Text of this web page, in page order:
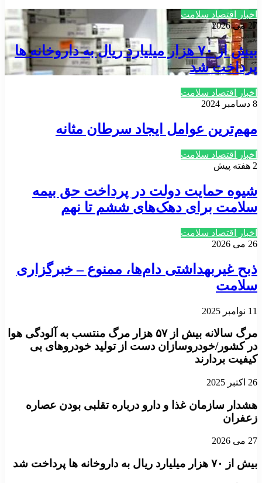
اخبار اقتصاد سلامت
27 می 2026
بیش از ۷۰ هزار میلیارد ریال به داروخانه ها
پرداخت شد
اخبار اقتصاد سلامت
8 دسامبر 2024
مهم‌ترین عوامل ایجاد سرطان مثانه
اخبار اقتصاد سلامت
2 هفته پیش
شیوه حمایت دولت در پرداخت حق بیمه
سلامت برای دهک‌های ششم تا نهم
اخبار اقتصاد سلامت
26 می 2026
ذبح غیربهداشتی دام‌ها، ممنوع – خبرگزاری
سلامت
11 نوامبر 2025
مرگ سالانه بیش از ۵۷ هزار مرگ منتسب به آلودگی هوا
در کشور/خودروسازان دست از تولید خودروهای بی
کیفیت بردارند
26 اکتبر 2025
هشدار سازمان غذا و دارو درباره تقلبی بودن عصاره
زعفران
27 می 2026
بیش از ۷۰ هزار میلیارد ریال به داروخانه ها پرداخت شد